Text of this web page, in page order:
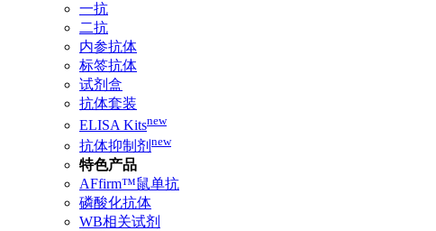
一抗
二抗
内参抗体
标签抗体
试剂盒
抗体套装
ELISA Kitsnew
抗体抑制剂 new
特色产品
AFfirm™鼠单抗
磷酸化抗体
WB相关试剂